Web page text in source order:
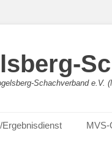
Schachverband e.V.
MVS-